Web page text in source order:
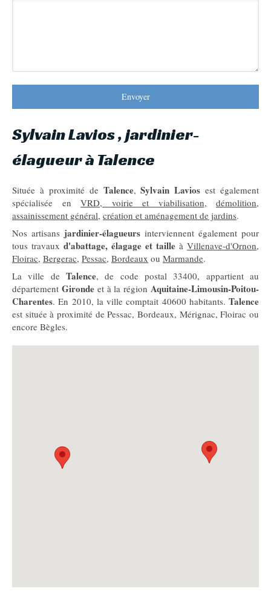
Envoyer
Sylvain Lavios , jardinier-
élagueur à Talence
Située à proximité de Talence,Sylvain Laviosest également
spécialisée en VRD, voirie et viabilisation, démolition,
assainissement général, création et aménagement de jardins.
Nos artisans jardinier-élagueurs interviennent également pour
tous travaux d'abattage, élagage et taille à Villenave-d'Ornon,
Floirac, Bergerac, Pessac, Bordeaux ou Marmande.
La ville de Talence, de code postal 33400, appartient au
département Girondeet à la régionAquitaine-Limousin-Poitou-
Charentes. En 2010, la ville comptait 40600 habitants. Talence
est située à proximité de Pessac, Bordeaux, Mérignac, Floirac ou
encore Bègles.